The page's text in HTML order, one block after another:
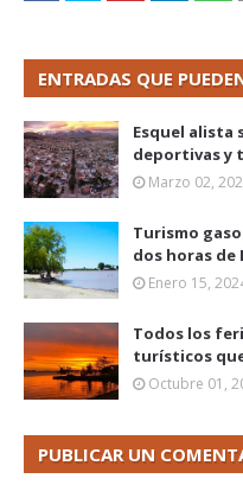
ENTRADAS QUE
Esquel alista
deportivas y
Marzo 02,
Turismo
dos horas de
Enero 15,
Todos los
turísticos
Octubre 01,
PUBLICAR UN